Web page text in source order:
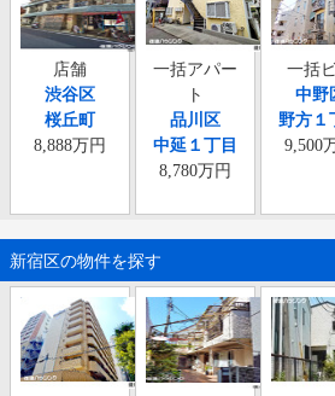
店舗
渋谷区
桜丘町
8,888万円
一括アパー
ト
品川区
中延１丁目
8,780万円
一括
中野
野方１
9,500
新宿区の物件を探す